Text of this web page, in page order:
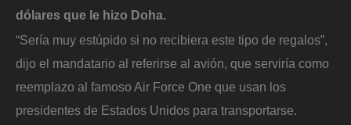
dólares que le hizo Doha.
“Sería muy estúpido si no recibiera este tipo de regalos”,
dijo el mandatario al referirse al avión, que serviría como
reemplazo al famoso Air Force One que usan los
presidentes de Estados Unidos para transportarse.